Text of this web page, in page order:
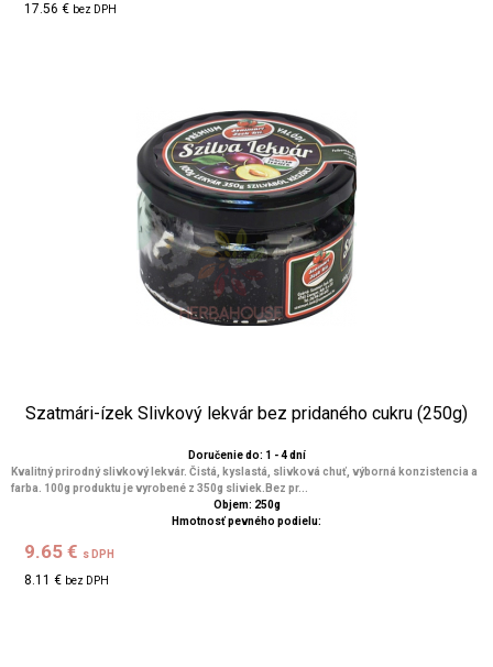
17.56 € bez DPH
Szatmári-ízek Slivkový lekvár bez pridaného cukru (250g)
Doručenie do: 1 - 4 dní
Kvalitný prirodný slivkový lekvár. Čistá, kyslastá, slivková chuť, výborná konzistencia a
farba. 100g produktu je vyrobené z 350g sliviek.Bez pr...
Objem: 250g
Hmotnosť pevného podielu:
9.65 € s DPH
8.11 € bez DPH